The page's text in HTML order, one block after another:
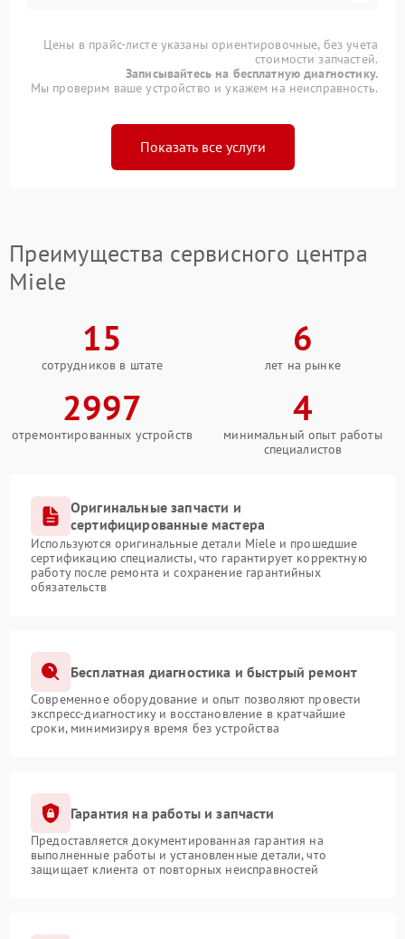
Цены в прайс-листе указаны ориентировочные, без учета
стоимости запчастей.
Записывайтесь на бесплатную диагностику.
Мы проверим ваше устройство и укажем на неисправность.
Показать все услуги
Преимущества сервисного центра
Miele
15
сотрудников в штате
6
лет на рынке
2997
отремонтированных устройств
4
минимальный опыт работы
специалистов
Оригинальные запчасти и
сертифицированные мастера
Используются оригинальные детали Miele и прошедшие
сертификацию специалисты, что гарантирует корректную
работу после ремонта и сохранение гарантийных
обязательств
Бесплатная диагностика и быстрый ремонт
Современное оборудование и опыт позволяют провести
экспресс-диагностику и восстановление в кратчайшие
сроки, минимизируя время без устройства
Гарантия на работы и запчасти
Предоставляется документированная гарантия на
выполненные работы и установленные детали, что
защищает клиента от повторных неисправностей